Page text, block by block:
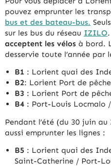
pouvez emprunter les
bus et des bateau-bus.
sur les bus du réseau IZILO.
acceptent les vélos à bord.
desservie toute l’année par
B1 : Lorient quai des
B2: Lorient Port de
B3 : Lorient Port de
B4 : Port-Louis Locmalo
Pendant l’été (du 30 juin
aussi emprunter les lignes :
B5 : Lorient quai des
Saint-Catherine / Port-